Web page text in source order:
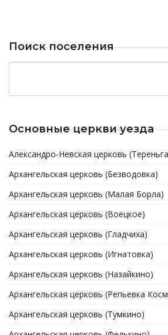
Поиск поселения
Основные церкви уезда
Александро-Невская церковь
Архангельская церковь (Безводовка)
Архангельская церковь (Малая Борла)
Архангельская церковь (Воецкое)
Архангельская церковь (Гладчиха)
Архангельская церковь (Игнатовка)
Архангельская церковь (Назайкино)
Архангельская церковь (Репьевка
Архангельская церковь (Тумкино)